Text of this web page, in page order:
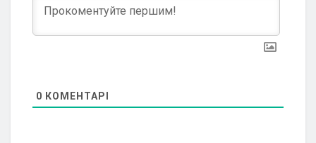
0 КОМЕНТАРІ